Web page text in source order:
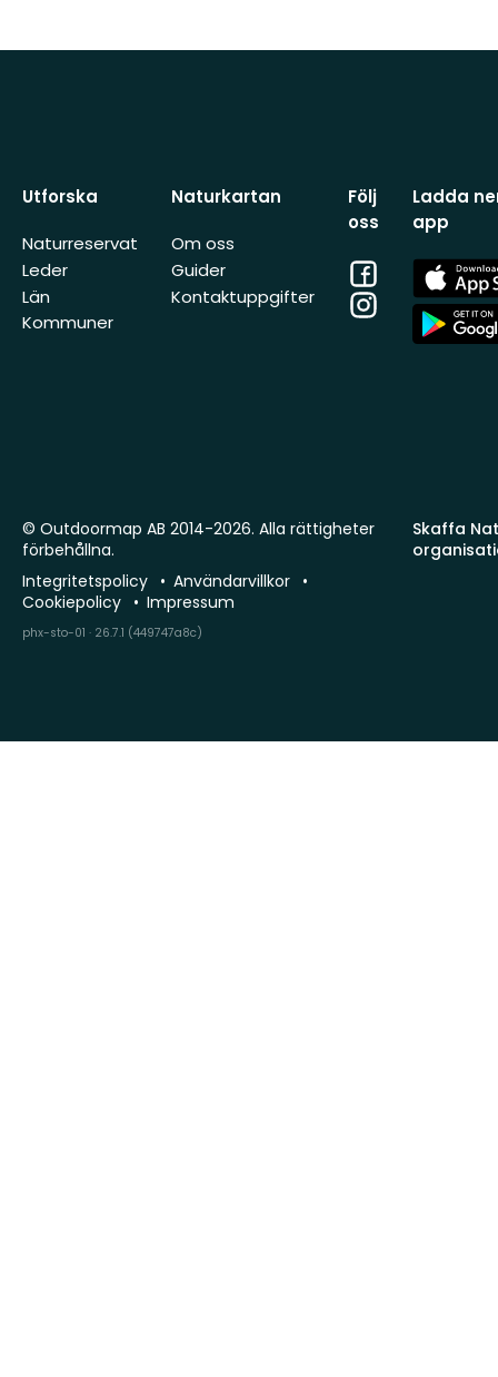
Utforska
Naturreservat
Leder
Län
Kommuner
Naturkartan
Om oss
Guider
Kontaktuppgifter
Följ
oss
Facebook
Instagram
Ladda
app
App
Store
App
Store
Skaffa
© Outdoormap AB 2014-2026. Alla rättigheter
förbehållna.
Integritetspolicy
Användarvillkor
Cookiepolicy
Impressum
phx-sto-01 · 26.7.1 (449747a8c)